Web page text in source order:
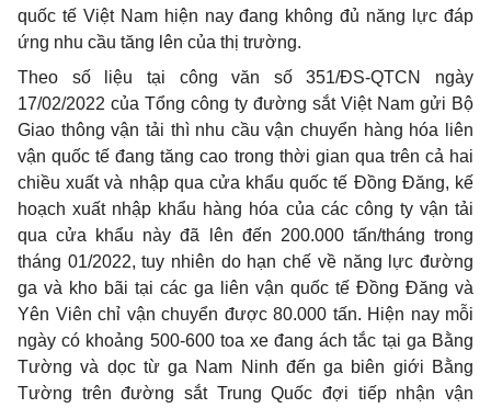
quốc tế Việt Nam hiện nay đang không đủ năng lực đáp
ứng nhu cầu tăng lên của thị trường.
Theo số liệu tại công văn số 351/ĐS-QTCN ngày
17/02/2022 của Tổng công ty đường sắt Việt Nam gửi Bộ
Giao thông vận tải thì nhu cầu vận chuyển hàng hóa liên
vận quốc tế đang tăng cao trong thời gian qua trên cả hai
chiều xuất và nhập qua cửa khẩu quốc tế Đồng Đăng, kế
hoạch xuất nhập khẩu hàng hóa của các công ty vận tải
qua cửa khẩu này đã lên đến 200.000 tấn/tháng trong
tháng 01/2022, tuy nhiên do hạn chế về năng lực đường
ga và kho bãi tại các ga liên vận quốc tế Đồng Đăng và
Yên Viên chỉ vận chuyển được 80.000 tấn. Hiện nay mỗi
ngày có khoảng 500-600 toa xe đang ách tắc tại ga Bằng
Tường và dọc từ ga Nam Ninh đến ga biên giới Bằng
Tường trên đường sắt Trung Quốc đợi tiếp nhận vận